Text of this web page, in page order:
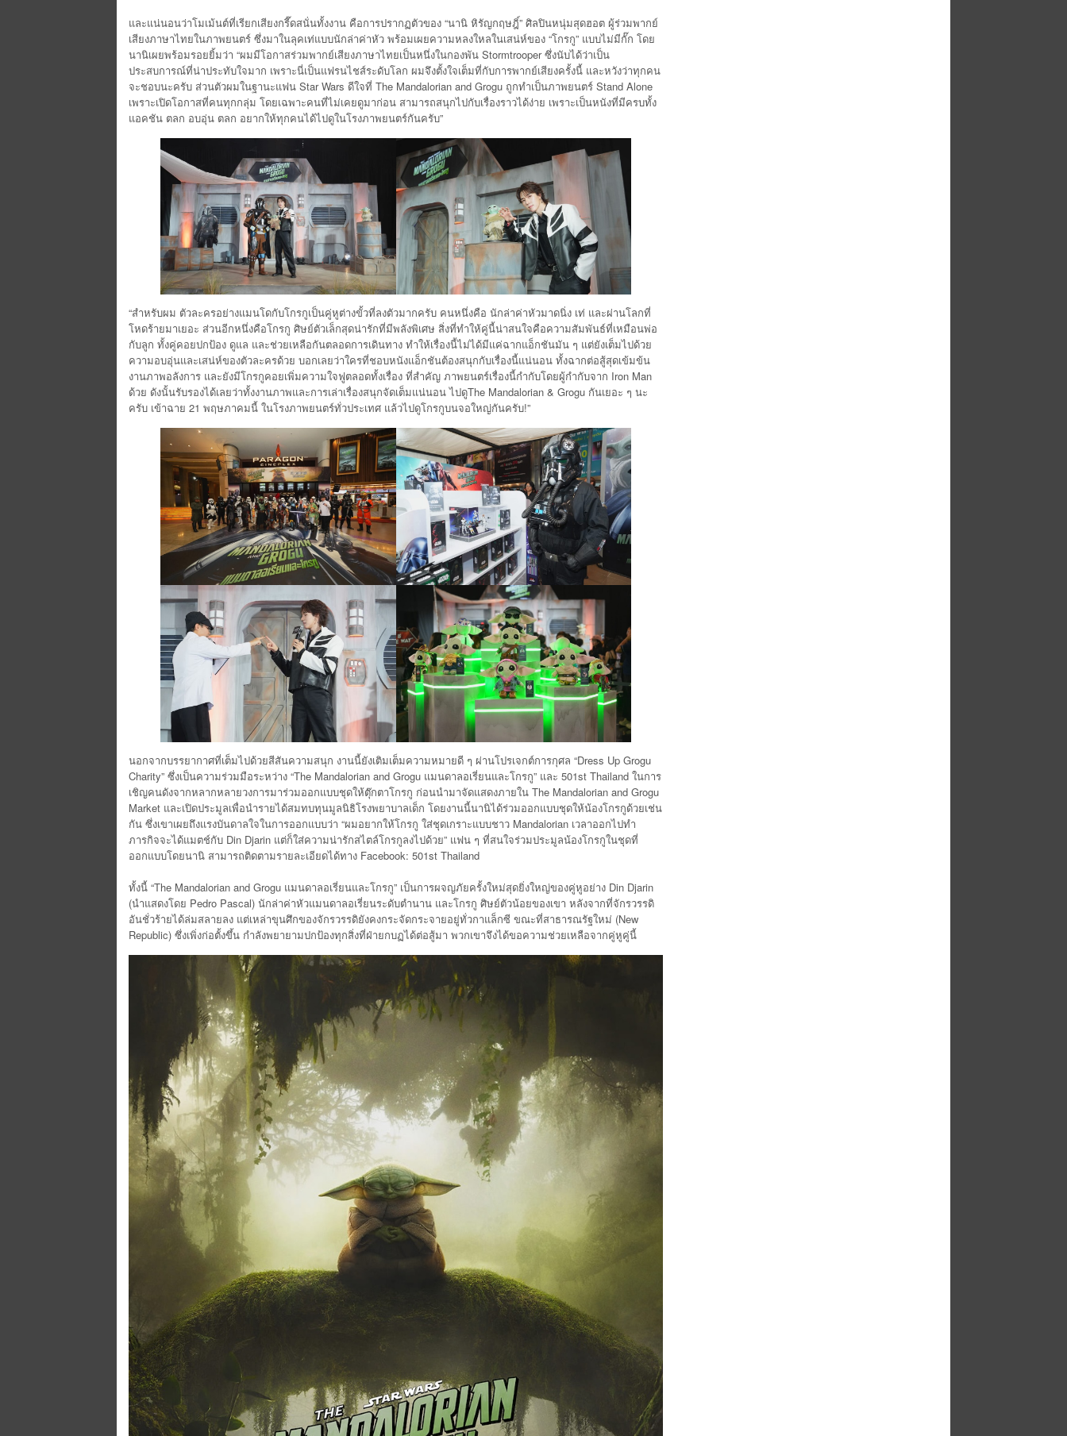
และแน่นอนว่าโมเม้นต์ที่เรียกเสียงกรี๊ดสนั่นทั้งงาน คือการปรากฏตัวของ “นานิ หิรัญกฤษฎิ์” ศิลปินหนุ่มสุดฮอต ผู้ร่วมพากย์
เสียงภาษาไทยในภาพยนตร์ ซึ่งมาในลุคเท่แบบนักล่าค่าหัว พร้อมเผยความหลงใหลในเสน่ห์ของ “โกรกู” แบบไม่มีกั๊ก โดย
นานิเผยพร้อมรอยยิ้มว่า “ผมมีโอกาสร่วมพากย์เสียงภาษาไทยเป็นหนึ่งในกองพัน Stormtrooper ซึ่งนับได้ว่าเป็น
ประสบการณ์ที่น่าประทับใจมาก เพราะนี่เป็นแฟรนไชส์ระดับโลก ผมจึงตั้งใจเต็มที่กับการพากย์เสียงครั้งนี้ และหวังว่าทุกคน
จะชอบนะครับ ส่วนตัวผมในฐานะแฟน Star Wars ดีใจที่ The Mandalorian and Grogu ถูกทำเป็นภาพยนตร์ Stand Alone
เพราะเปิดโอกาสที่คนทุกกลุ่ม โดยเฉพาะคนที่ไม่เคยดูมาก่อน สามารถสนุกไปกับเรื่องราวได้ง่าย เพราะเป็นหนังที่มีครบทั้ง
แอคชัน ตลก อบอุ่น ตลก อยากให้ทุกคนได้ไปดูในโรงภาพยนตร์กันครับ”
“สำหรับผม ตัวละครอย่างแมนโดกับโกรกูเป็นคู่หูต่างขั้วที่ลงตัวมากครับ คนหนึ่งคือ นักล่าค่าหัวมาดนิ่ง เท่ และผ่านโลกที่
โหดร้ายมาเยอะ ส่วนอีกหนึ่งคือโกรกู ศิษย์ตัวเล็กสุดน่ารักที่มีพลังพิเศษ สิ่งที่ทำให้คู่นี้น่าสนใจคือความสัมพันธ์ที่เหมือนพ่อ
กับลูก ทั้งคู่คอยปกป้อง ดูแล และช่วยเหลือกันตลอดการเดินทาง ทำให้เรื่องนี้ไม่ได้มีแค่ฉากแอ็กชันมัน ๆ แต่ยังเต็มไปด้วย
ความอบอุ่นและเสน่ห์ของตัวละครด้วย บอกเลยว่าใครที่ชอบหนังแอ็กชันต้องสนุกกับเรื่องนี้แน่นอน ทั้งฉากต่อสู้สุดเข้มข้น
งานภาพอลังการ และยังมีโกรกูคอยเพิ่มความใจฟูตลอดทั้งเรื่อง ที่สำคัญ ภาพยนตร์เรื่องนี้กำกับโดยผู้กำกับจาก Iron Man
ด้วย ดังนั้นรับรองได้เลยว่าทั้งงานภาพและการเล่าเรื่องสนุกจัดเต็มแน่นอน ไปดูThe Mandalorian & Grogu กันเยอะ ๆ นะ
ครับ เข้าฉาย 21 พฤษภาคมนี้ ในโรงภาพยนตร์ทั่วประเทศ แล้วไปดูโกรกูบนจอใหญ่กันครับ!”
นอกจากบรรยากาศที่เต็มไปด้วยสีสันความสนุก งานนี้ยังเติมเต็มความหมายดี ๆ ผ่านโปรเจกต์การกุศล “Dress Up Grogu
Charity” ซึ่งเป็นความร่วมมือระหว่าง “The Mandalorian and Grogu แมนดาลอเรี่ยนและโกรกู” และ 501st Thailand ในการ
เชิญคนดังจากหลากหลายวงการมาร่วมออกแบบชุดให้ตุ๊กตาโกรกู ก่อนนำมาจัดแสดงภายใน The Mandalorian and Grogu
Market และเปิดประมูลเพื่อนำรายได้สมทบทุนมูลนิธิโรงพยาบาลเด็ก โดยงานนี้นานิได้ร่วมออกแบบชุดให้น้องโกรกูด้วยเช่น
กัน ซึ่งเขาเผยถึงแรงบันดาลใจในการออกแบบว่า “ผมอยากให้โกรกู ใส่ชุดเกราะแบบชาว Mandalorian เวลาออกไปทำ
ภารกิจจะได้แมตช์กับ Din Djarin แต่ก็ใส่ความน่ารักสไตล์โกรกูลงไปด้วย” แฟน ๆ ที่สนใจร่วมประมูลน้องโกรกูในชุดที่
ออกแบบโดยนานิ สามารถติดตามรายละเอียดได้ทาง Facebook: 501st Thailand
ทั้งนี้ “The Mandalorian and Grogu แมนดาลอเรี่ยนและโกรกู” เป็นการผจญภัยครั้งใหม่สุดยิ่งใหญ่ของคู่หูอย่าง Din Djarin
(นำแสดงโดย Pedro Pascal) นักล่าค่าหัวแมนดาลอเรี่ยนระดับตำนาน และโกรกู ศิษย์ตัวน้อยของเขา หลังจากที่จักรวรรดิ
อันชั่วร้ายได้ล่มสลายลง แต่เหล่าขุนศึกของจักรวรรดิยังคงกระจัดกระจายอยู่ทั่วกาแล็กซี ขณะที่สาธารณรัฐใหม่ (New
Republic) ซึ่งเพิ่งก่อตั้งขึ้น กำลังพยายามปกป้องทุกสิ่งที่ฝ่ายกบฏได้ต่อสู้มา พวกเขาจึงได้ขอความช่วยเหลือจากคู่หูคู่นี้